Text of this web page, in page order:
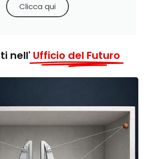
Clicca qui
nell' Ufficio del Futuro